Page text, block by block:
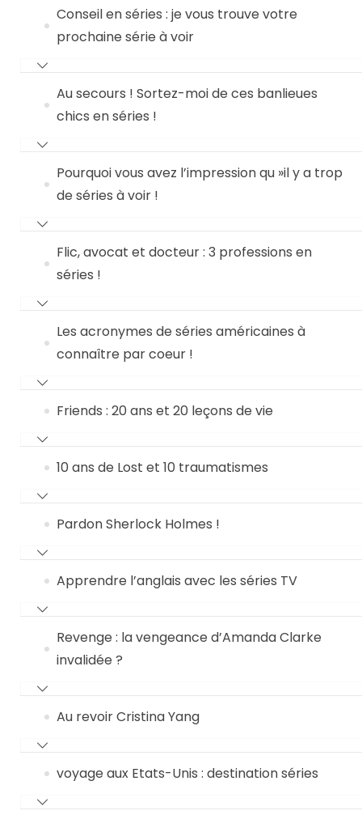
Conseil en séries : je vous trouve votre
prochaine série à voir
Au secours ! Sortez-moi de ces banlieues
chics en séries !
Pourquoi vous avez l’impression qu »il y a trop
de séries à voir !
Flic, avocat et docteur : 3 professions en
séries !
Les acronymes de séries américaines à
connaître par coeur !
Friends : 20 ans et 20 leçons de vie
10 ans de Lost et 10 traumatismes
Pardon Sherlock Holmes !
Apprendre l’anglais avec les séries TV
Revenge : la vengeance d’Amanda Clarke
invalidée ?
Au revoir Cristina Yang
voyage aux Etats-Unis : destination séries